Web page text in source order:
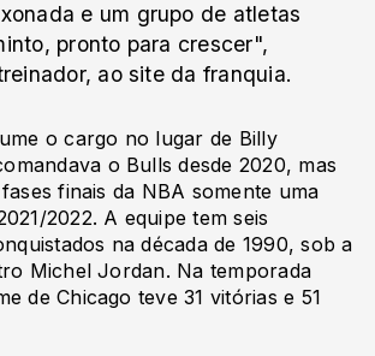
e um grupo de atletas
pronto para crescer",
ao site da franquia.
o cargo no lugar de Billy
o Bulls desde 2020, mas
finais da NBA somente uma
2022. A equipe tem seis
na década de 1990, sob a
Michel Jordan. Na temporada
de Chicago teve 31 vitórias e 51